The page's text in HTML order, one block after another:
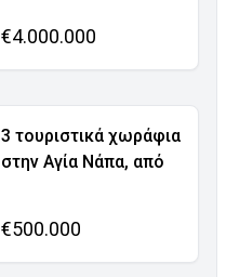
€4.000.000
3 τουριστικά χωράφια
στην Αγία Νάπα, από
€500.000